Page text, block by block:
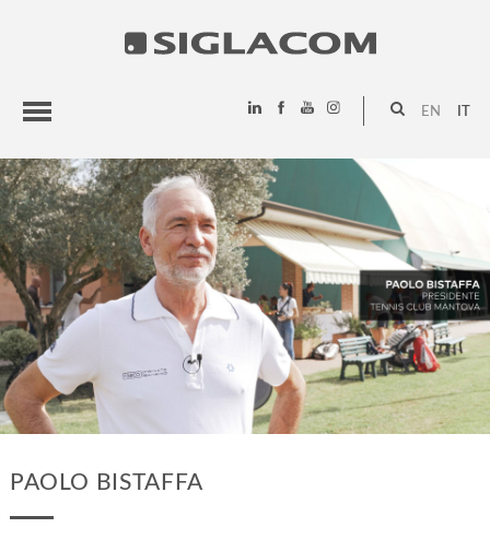
EN
HIGHLIGHTS
PROGETTI
SIGLACOM
PAOLO BISTAFFA